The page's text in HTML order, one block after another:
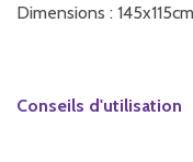
Dimensions :
Conseils d'utilisation